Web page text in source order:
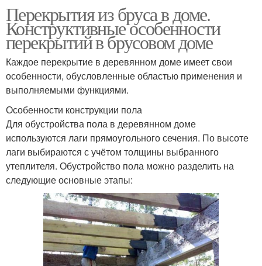
Перекрытия из бруса в доме.
Конструктивные особенности
перекрытий в брусовом доме
Каждое перекрытие в деревянном доме имеет свои
особенности, обусловленные областью применения и
выполняемыми функциями.
Особенности конструкции пола
Для обустройства пола в деревянном доме
используются лаги прямоугольного сечения. По высоте
лаги выбираются с учётом толщины выбранного
утеплителя. Обустройство пола можно разделить на
следующие основные этапы: